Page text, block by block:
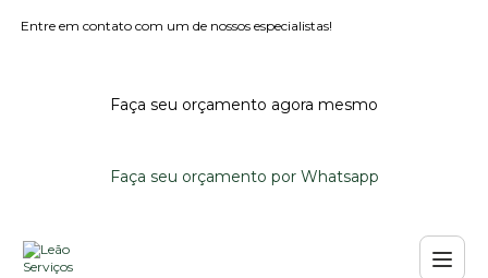
Entre em contato com um de nossos especialistas!
Faça seu orçamento agora mesmo
Faça seu orçamento por Whatsapp